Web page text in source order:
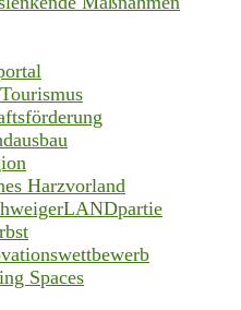
Harzvorland
Spaces